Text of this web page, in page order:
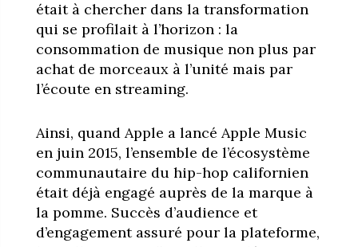
était à chercher dans la transformation
qui se profilait à l’horizon : la
consommation de musique non plus par
achat de morceaux à l’unité mais par
l’écoute en streaming.
Ainsi, quand Apple a lancé Apple Music
en juin 2015, l’ensemble de l’écosystème
communautaire du hip-hop californien
était déjà engagé auprès de la marque à
la pomme. Succès d’audience et
d’engagement assuré pour la plateforme,